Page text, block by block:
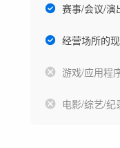
赛事/会议/演
经营场所的
游戏/应用程
电影/综艺/纪